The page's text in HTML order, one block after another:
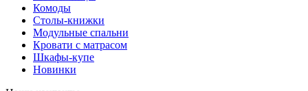
Комоды
Столы-книжки
Модульные спальни
Кровати с матрасом
Шкафы-купе
Новинки